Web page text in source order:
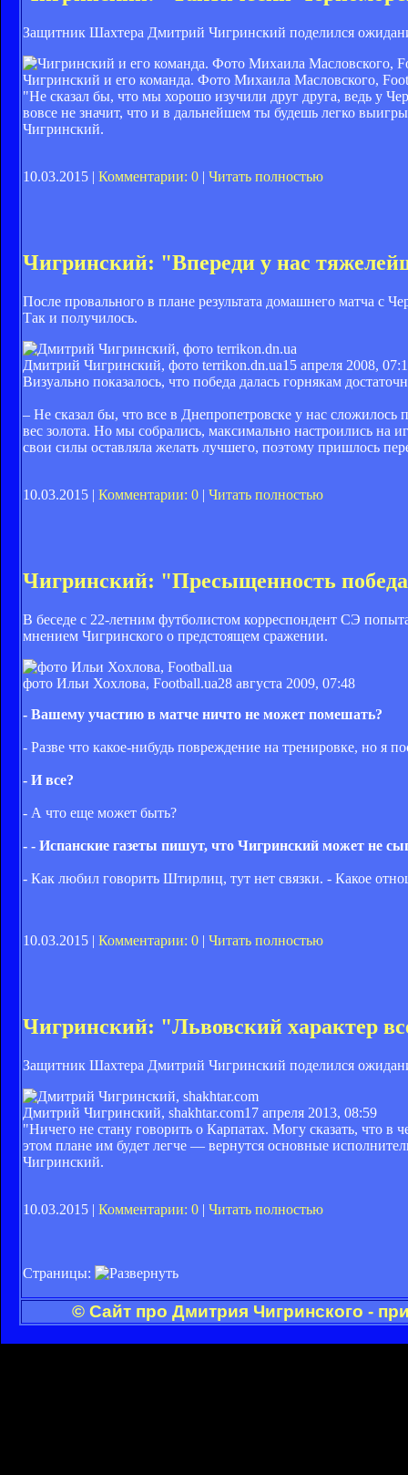
Защитник Шахтера Дмитрий Чигринский поделился
Чигринский и его команда. Фото Михаила Масловского,
"Не сказал бы, что мы хорошо изучили друг друга, ведь у
вовсе не значит, что и в дальнейшем ты будешь легко
Чигринский.
10.03.2015 | Комментарии: 0 | Читать полностью
Чигринский: "Впереди у нас
После провального в плане результата домашнего матча с
Так и получилось.
Дмитрий Чигринский, фото terrikon.dn.ua15 апреля 2008,
Визуально показалось, что победа далась горнякам
– Не сказал бы, что все в Днепропетровске у нас
вес золота. Но мы собрались, максимально настроились на
свои силы оставляла желать лучшего, поэтому пришлось
10.03.2015 | Комментарии: 0 | Читать полностью
Чигринский: "Пресыщенность
В беседе с 22-летним футболистом корреспондент СЭ
мнением Чигринского о предстоящем сражении.
фото Ильи Хохлова, Football.ua28 августа 2009, 07:48
- Вашему участию в матче ничто не может помешать?
- Разве что какое-нибудь повреждение на тренировке, но я
- И все?
- А что еще может быть?
- - Испанские газеты пишут, что Чигринский может не
- Как любил говорить Штирлиц, тут нет связки. - Какое
10.03.2015 | Комментарии: 0 | Читать полностью
Чигринский: "Львовский характер
Защитник Шахтера Дмитрий Чигринский поделился
Дмитрий Чигринский, shakhtar.com17 апреля 2013, 08:59
"Ничего не стану говорить о Карпатах. Могу сказать, что
этом плане им будет легче — вернутся основные
Чигринский.
10.03.2015 | Комментарии: 0 | Читать полностью
Страницы:
© Сайт про Дмитрия Чигринского -